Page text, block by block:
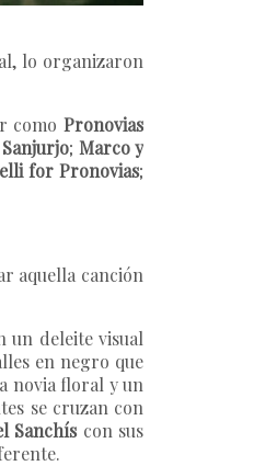
lo organizaron
comoPronovias
; Marco y
for Pronovias;
aquella canción
un deleite visual
en negro que
novia floral y un
se cruzan con
Sanchíscon sus